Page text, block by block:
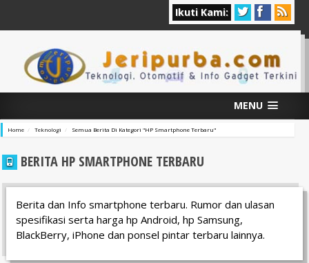
Ikuti Kami:
MENU
Home Teknologi Semua Berita Di Kategori "HP Smartphone Terbaru"
BERITA HP SMARTPHONE TERBARU
Berita dan Info smartphone terbaru. Rumor dan ulasan
spesifikasi serta harga hp Android, hp Samsung,
BlackBerry, iPhone dan ponsel pintar terbaru lainnya.